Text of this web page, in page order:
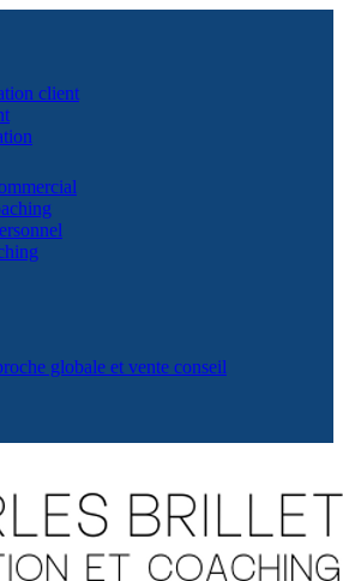
client
globale et vente conseil